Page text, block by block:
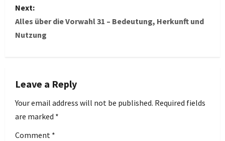
s
t
v
i
Next:
Alles über die Vorwahl 31 – Bedeutung, Herkunft und
Nutzung
Leave a Reply
Your email address will not be published. Required fields
are marked *
Comment *